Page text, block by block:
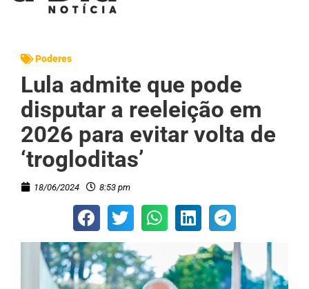
Poderes
Lula admite que pode
disputar a reeleição em
2026 para evitar volta de
‘trogloditas’
18/06/2024 8:53 pm